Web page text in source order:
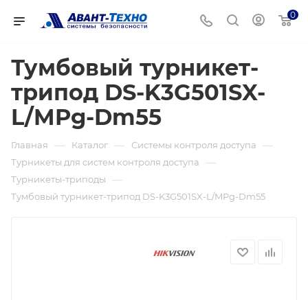
0
Тумбовый турникет-
трипод DS-K3G501SX-
L/MPg-Dm55
Главная — Каталог — Системы контроля доступа —
Турникеты для систем контроля доступа —
Турникеты-триподы —
Тумбовый турникет-трипод DS-K3G501SX-L/MPg-Dm55